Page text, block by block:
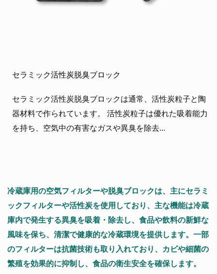
セラミック活性炭脱臭ブロック
セラミック活性炭脱臭ブロックは通常、活性炭粒子と陶
器材料で作られています。 活性炭粒子は優れた吸着能力
を持ち、空気中の有害なガスや異臭を除去...
冷蔵庫用の空気フィルターや脱臭ブロックは、主にセラミ
ックフィルターや活性炭を使用しており、主な機能は冷蔵
庫内で発生する異臭を吸着・除去し、食品や飲料の新鮮な
風味を保ち、清潔で健康的な冷蔵環境を提供します。一部
のフィルターは抗菌技術も取り入れており、カビや細菌の
繁殖を効果的に抑制し、食品の衛生安全を確保します。